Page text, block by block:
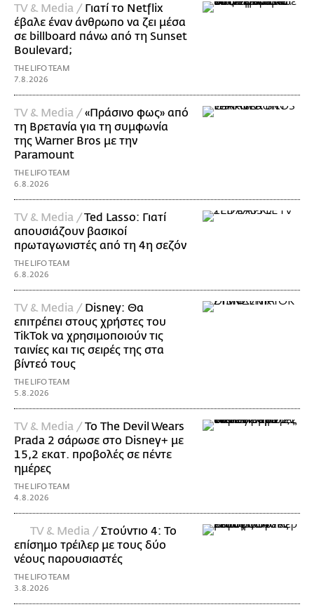
TV & Media / Γιατί το Netflix
έβαλε έναν άνθρωπο να ζει μέσα
σε billboard πάνω από τη Sunset
Boulevard;
THE LIFO TEAM
7.8.2026
TV & Media /«Πράσινο φως» από
τη Βρετανία για τη συμφωνία
της Warner Bros με την
Paramount
THE LIFO TEAM
6.8.2026
TV & Media /Ted Lasso: Γιατί
απουσιάζουν βασικοί
πρωταγωνιστές από τη 4η σεζόν
THE LIFO TEAM
6.8.2026
TV & Media / Disney: Θα
επιτρέπει στους χρήστες του
TikTok να χρησιμοποιούν τις
ταινίες και τις σειρές της στα
βίντεό τους
THE LIFO TEAM
5.8.2026
TV & Media /Το The Devil Wears
Prada 2 σάρωσε στo Disney+ με
15,2 εκατ. προβολές σε πέντε
ημέρες
THE LIFO TEAM
4.8.2026
TV & Media /Στούντιο 4: Το
επίσημο τρέιλερ με τους δύο
νέους παρουσιαστές
THE LIFO TEAM
3.8.2026